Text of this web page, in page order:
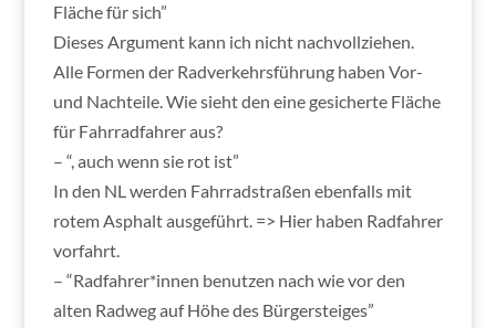
Fläche für sich”
Dieses Argument kann ich nicht nachvollziehen.
Alle Formen der Radverkehrsführung haben Vor-
und Nachteile. Wie sieht den eine gesicherte Fläche
für Fahrradfahrer aus?
– “, auch wenn sie rot ist”
In den NL werden Fahrradstraßen ebenfalls mit
rotem Asphalt ausgeführt. => Hier haben Radfahrer
vorfahrt.
– “Radfahrer*innen benutzen nach wie vor den
alten Radweg auf Höhe des Bürgersteiges”